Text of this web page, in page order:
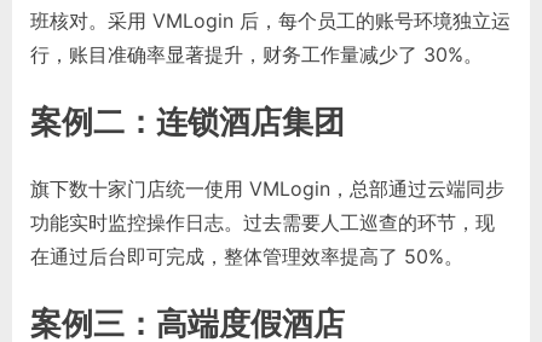
班核对。采用 VMLogin 后，每个员工的账号环境独立运
行，账目准确率显著提升，财务工作量减少了 30%。
案例二：连锁酒店集团
旗下数十家门店统一使用 VMLogin，总部通过云端同步
功能实时监控操作日志。过去需要人工巡查的环节，现
在通过后台即可完成，整体管理效率提高了 50%。
案例三：高端度假酒店